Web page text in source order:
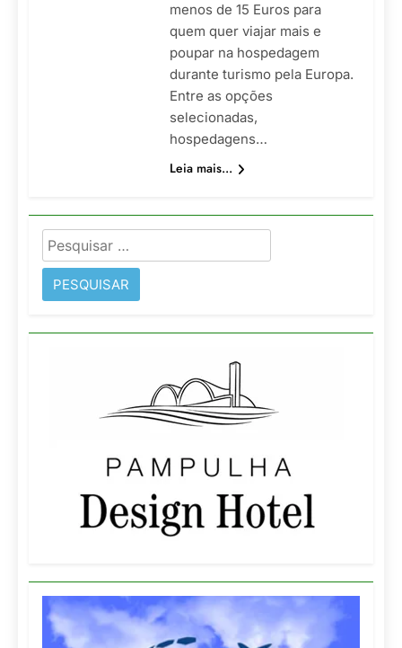
menos de 15 Euros para
quem quer viajar mais e
poupar na hospedagem
durante turismo pela Europa.
Entre as opções
selecionadas,
hospedagens…
Leia mais...
Pesquisar
por: